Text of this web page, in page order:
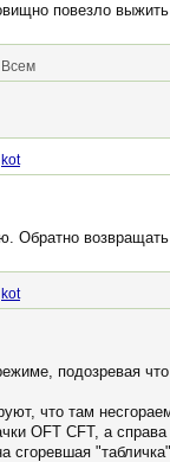
повезло
Всем
kot
Обратно
kot
подозревая
что там
OFT CFT, а
сгоревшая